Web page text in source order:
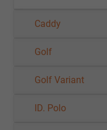
Caddy
Golf
Golf Variant
ID. Polo